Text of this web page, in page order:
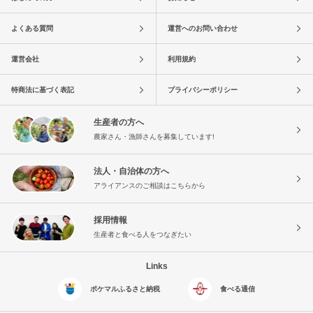
よくある質問 運営へのお問い合わせ
運営会社 利用規約
特商法に基づく表記 プライバシーポリシー
生産者の方へ
農家さん・漁師さんを募集しています!
法人・自治体の方へ
アライアンスのご相談はこちらから
採用情報
生産者と食べる人をつなぎたい
Links
ポケマルふるさと納税 食べる通信